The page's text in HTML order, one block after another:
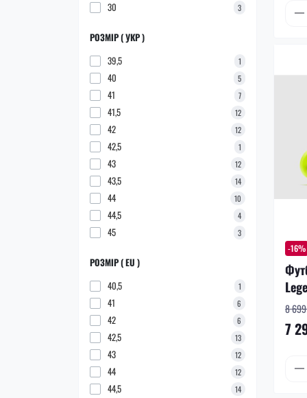
30 3
РОЗМІР ( УКР )
39,5
1
40 5
41 7
41,5 12
42 12
42,5 1
43 12
43,5 14
44 10
44,5 4
45 3
РОЗМІР ( EU )
40,5
1
41 6
42 6
42,5 13
43 12
44 12
44,5 14
-16%
8 699
7